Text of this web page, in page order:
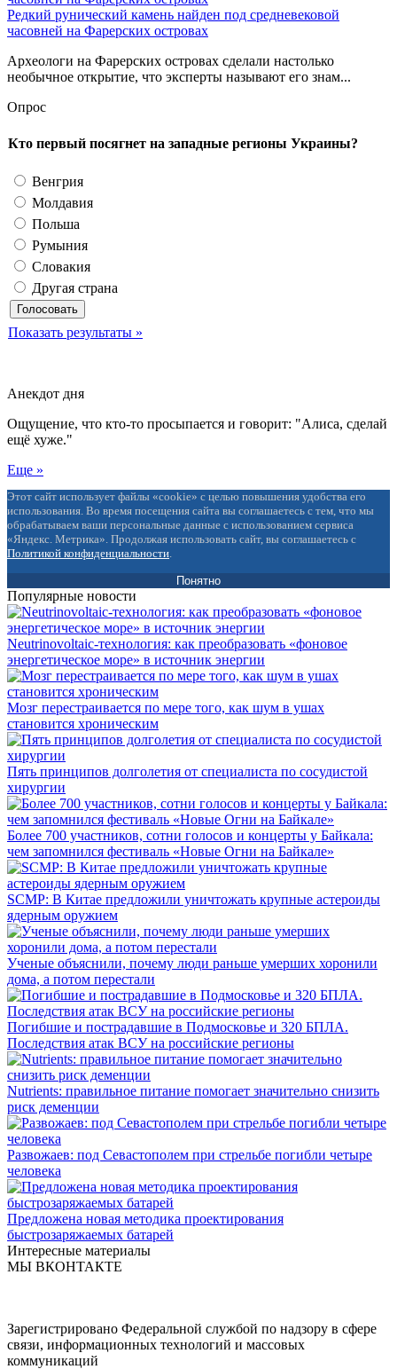
Редкий рунический камень найден под средневековой
часовней на Фарерских островах
Археологи на Фарерских островах сделали настолько
необычное открытие, что эксперты называют его знам...
Опрос
Кто первый посягнет на западные регионы Украины?
Венгрия
Молдавия
Польша
Румыния
Словакия
Другая страна
Показать результаты »
Анекдот дня
Ощущение, что кто-то просыпается и говорит: "Алиса, сделай
ещё хуже."
Еще »
Этот сайт использует файлы «cookie» с целью повышения удобства его
использования. Во время посещения сайта вы соглашаетесь с тем, что мы
обрабатываем ваши персональные данные с использованием сервиса
«Яндекс. Метрика». Продолжая использовать сайт, вы соглашаетесь с
Политикой конфиденциальности
Понятно
Популярные новости
Neutrinovoltaic‑технология: как преобразовать «фоновое
энергетическое море» в источник энергии
Мозг перестраивается по мере того, как шум в ушах
становится хроническим
Пять принципов долголетия от специалиста по сосудистой
хирургии
Более 700 участников, сотни голосов и концерты у Байкала:
чем запомнился фестиваль «Новые Огни на Байкале»
SCMP: В Китае предложили уничтожать крупные астероиды
ядерным оружием
Ученые объяснили, почему люди раньше умерших хоронили
дома, а потом перестали
Погибшие и пострадавшие в Подмосковье и 320 БПЛА.
Последствия атак ВСУ на российские регионы
Nutrients: правильное питание помогает значительно снизить
риск деменции
Развожаев: под Севастополем при стрельбе погибли четыре
человека
Предложена новая методика проектирования
быстрозаряжаемых батарей
Интересные материалы
МЫ ВКОНТАКТЕ
Зарегистрировано Федеральной службой по надзору в сфере
связи, информационных технологий и массовых
коммуникаций